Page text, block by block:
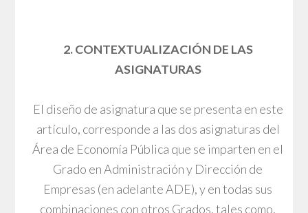
2. CONTEXTUALIZACIÓN DE LAS
ASIGNATURAS
El diseño de asignatura que se presenta en este
artículo, corresponde a las dos asignaturas del
Área de Economía Pública que se imparten en el
Grado en Administración y Dirección de
Empresas (en adelante ADE), y en todas sus
combinaciones con otros Grados, tales como,